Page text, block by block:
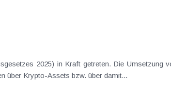
2025) in Kraft getreten. Die Umsetzung
über Krypto-Assets bzw. über damit...